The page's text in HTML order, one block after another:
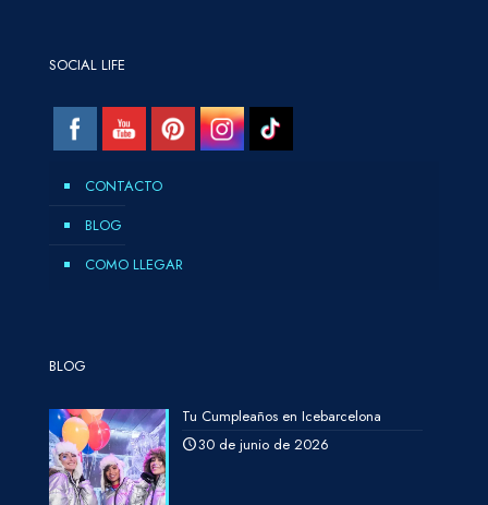
SOCIAL LIFE
CONTACTO
BLOG
COMO LLEGAR
BLOG
Tu Cumpleaños en Icebarcelona
30 de junio de 2026